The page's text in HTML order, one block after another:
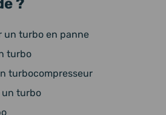
?
un turbo en panne
turbo
turbocompresseur
un turbo